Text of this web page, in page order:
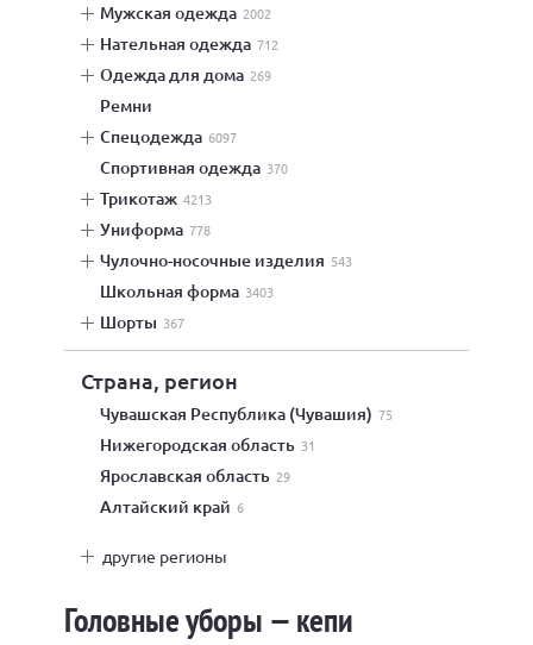
мужская одежда 2002
нательная одежда 712
одежда для дома 269
ремни
спецодежда 6097
спортивная одежда 370
трикотаж 4213
униформа 778
чулочно-носочные изделия 543
школьная форма 3403
шорты 367
Страна, регион
Чувашская Республика (Чувашия) 75
Нижегородская область 31
Ярославская область 29
Алтайский край 6
другие регионы
Головные уборы — кепи